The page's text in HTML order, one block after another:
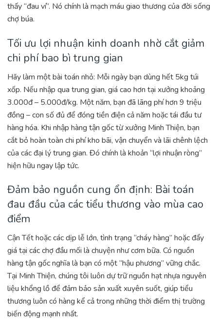
thấy “đau ví”. Nó chính là mạch máu giao thương của đời sống
chợ búa.
Tối ưu lợi nhuận kinh doanh nhờ cắt giảm
chi phí bao bì trung gian
Hãy làm một bài toán nhỏ: Mỗi ngày bạn dùng hết 5kg túi
xốp. Nếu nhập qua trung gian, giá cao hơn tại xưởng khoảng
3.000đ – 5.000đ/kg. Một năm, bạn đã lãng phí hơn 9 triệu
đồng – con số đủ để đóng tiền điện cả năm hoặc tái đầu tư
hàng hóa. Khi nhập hàng tận gốc từ xưởng Minh Thiện, bạn
cắt bỏ hoàn toàn chi phí kho bãi, vận chuyển và lãi chênh lệch
của các đại lý trung gian. Đó chính là khoản “lợi nhuận ròng”
hiện hữu ngay lập tức.
Đảm bảo nguồn cung ổn định: Bài toán
đau đầu của các tiểu thương vào mùa cao
điểm
Cận Tết hoặc các dịp lễ lớn, tình trạng “cháy hàng” hoặc đẩy
giá tại các chợ đầu mối là chuyện như cơm bữa. Có nguồn
hàng tận gốc nghĩa là bạn có một “hậu phương” vững chắc.
Tại Minh Thiện, chúng tôi luôn dự trữ nguồn hạt nhựa nguyên
liệu khổng lồ để đảm bảo sản xuất xuyên suốt, giúp tiểu
thương luôn có hàng kể cả trong những thời điểm thị trường
biến động mạnh nhất.